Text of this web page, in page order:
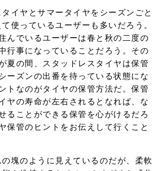
インタビュー
知 イベントレポート
タイヤとサマータイヤをシーズンごと
使っているユーザーも多いだろう。
んでいるユーザーは春と秋の二度の
行事になっていることだろう。その
夏の間、スタッドレスタイヤは保管
ーズンの出番を待っている状態にな
トなのがタイヤの保管方法だ。保管
ヤの寿命が左右されるとなれば、な
ることができる保管を心がけるだろ
保管のヒントをお伝えして行くこと
の塊のように見えているのだが、柔軟